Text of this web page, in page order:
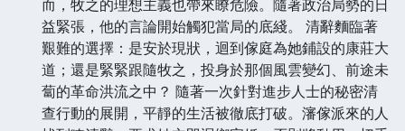
而，牧之的理想主義也帶來瞭危險。隨著政治局勢的日
益緊張，他的言論開始觸犯當局的底綫。 清辭麵臨著
艱難的選擇：是安於現狀，迴到傢庭為她鋪設的康莊大
道；還是緊緊跟隨牧之，投身於那個風雲變幻、前途未
蔔的革命洪流之中？ 隨著一次針對進步人士的秘密清
查行動的展開，平靜的生活被徹底打破。瀋傢派來的人